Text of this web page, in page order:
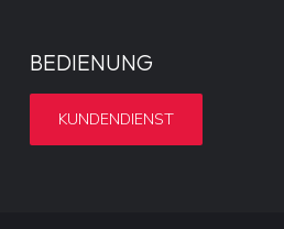
BEDIENUNG
KUNDENDIENST